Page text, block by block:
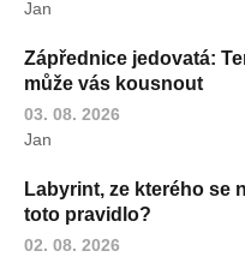
Jan
Zápřednice jedovatá:
může vás kousnout
03. 08. 2026
Jan
Labyrint, ze kterého se
toto pravidlo?
02. 08. 2026